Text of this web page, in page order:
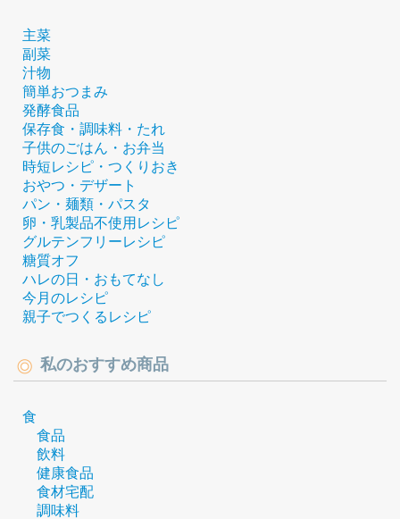
主菜
副菜
汁物
簡単おつまみ
発酵食品
保存食・調味料・たれ
子供のごはん・お弁当
時短レシピ・つくりおき
おやつ・デザート
パン・麺類・パスタ
卵・乳製品不使用レシピ
グルテンフリーレシピ
糖質オフ
ハレの日・おもてなし
今月のレシピ
親子でつくるレシピ
私のおすすめ商品
食
食品
飲料
健康食品
食材宅配
調味料